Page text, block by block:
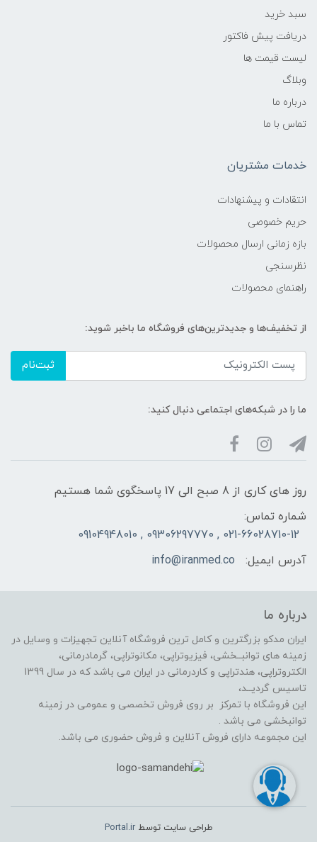
سبد خرید
دریافت پیش فاکتور
لیست قیمت ها
وبلاگ
درباره ما
تماس با ما
خدمات مشتریان
انتقادات و پیشنهادات
حریم خصوصی
بازه زمانی ارسال محصولات
نظرسنجی
راهنمای محصولات
از تخفیف‌ها و جدیدترین‌های فروشگاه ما باخبر شوید:
ثبت‌نام
ما را در شبکه‌های اجتماعی دنبال کنید:
روز های کاری از 8 صبح الی 17 پاسخگوی شما هستیم
شماره تماس:
021-66028710-12 , 09306297770 , 09104948010
آدرس ایمیل:
info@iranmed.co
درباره ما
ایران مدکو بزرگترین و کامل ترین فروشگاه آنلاین تجهیزات و وسایل در
زمینه های توانبــخشی، فیزیوتراپی، مکانوتراپی، گرمادرمانی،
الکتروتراپی، هندتراپی و کاردرمانی در ایران می باشد که در سال 1399
تاسیس گردیــد،
این فروشگاه با تمرکز بر روی فروش تخصصی و عمومی در زمینه
توانبخشی می باشد .
این مجموعه دارای فروش آنلاین و فروش حضوری می باشد.
طراحی سایت توسطPortal.ir